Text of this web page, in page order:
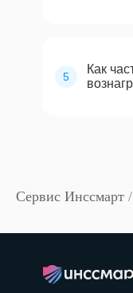
5
Как
Сервис Инссмарт /